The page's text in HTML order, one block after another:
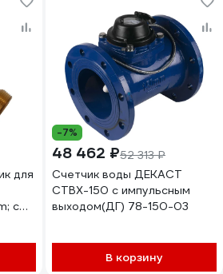
для
с
-7%
48 462 ₽52 313 ₽
Счетчик воды ДЕКАСТ
СТВХ-150 с импульсным
выходом(ДГ) 78-150-03
В корзину